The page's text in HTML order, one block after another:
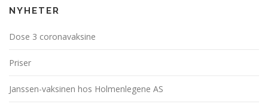
NYHETER
Dose 3 coronavaksine
Priser
Janssen-vaksinen hos Holmenlegene AS